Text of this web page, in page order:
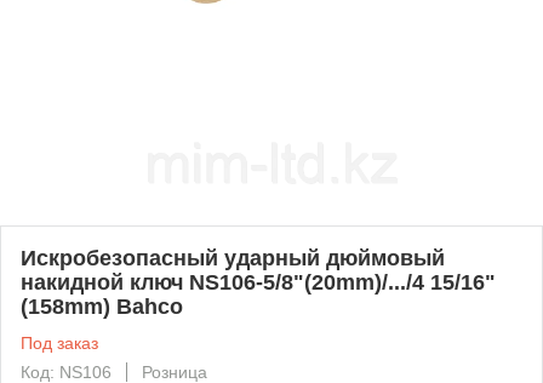
Искробезопасный ударный дюймовый
накидной ключ NS106-5/8"(20mm)/.../4 15/16"
(158mm) Bahco
Под заказ
Код: NS106
Розница